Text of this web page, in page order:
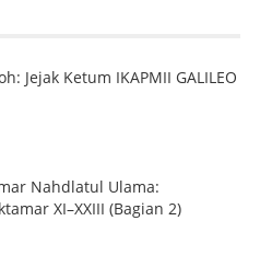
Jejak Ketum IKAPMII GALILEO
Nahdlatul Ulama:
XI–XXIII (Bagian 2)